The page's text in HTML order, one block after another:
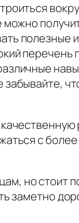
с
но стоит
заметно